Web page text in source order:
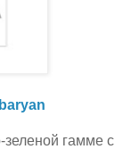
зеленой гамме с